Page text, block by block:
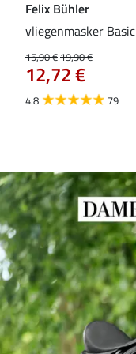
Felix Bühler
vliegenmasker Basic
15,90 €19,90 €
12,72 €
4.8 79